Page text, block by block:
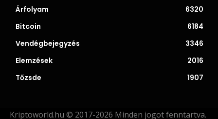
Árfolyam
6320
Bitcoin
6184
Vendégbejegyzés
3346
Elemzések
2016
Tőzsde
1907
Kriptoworld.hu © 2017-2026 Minden jogot fenntartva.